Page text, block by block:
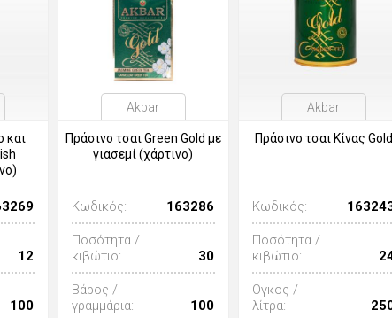
και
12
100
Akbar
Πράσινο τσαι Green Gold με
γιασεμί (χάρτινο)
Κωδικός: 163286
Ποσότητα /
κιβώτιο:
30
Βάρος /
γραμμάρια:
100
Akbar
Πράσινο τσαι Κίνας Gold
Κωδικός:
Ποσότητα /
κιβώτιο:
Ογκος /
λίτρα: